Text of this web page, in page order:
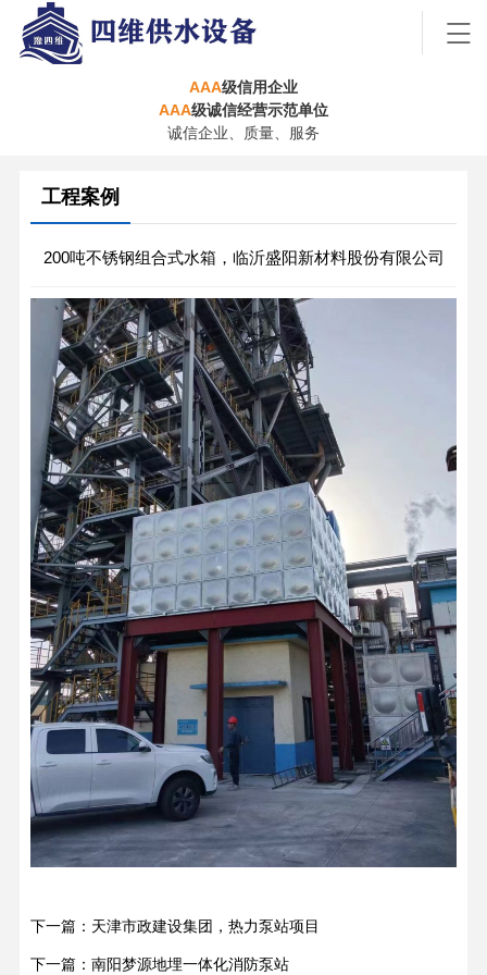
AAA级信用企业
AAA级诚信经营示范单位
诚信企业、质量、服务
工程案例
200吨不锈钢组合式水箱，临沂盛阳新材料股份有限公司
下一篇：天津市政建设集团，热力泵站项目
下一篇：南阳梦源地埋一体化消防泵站